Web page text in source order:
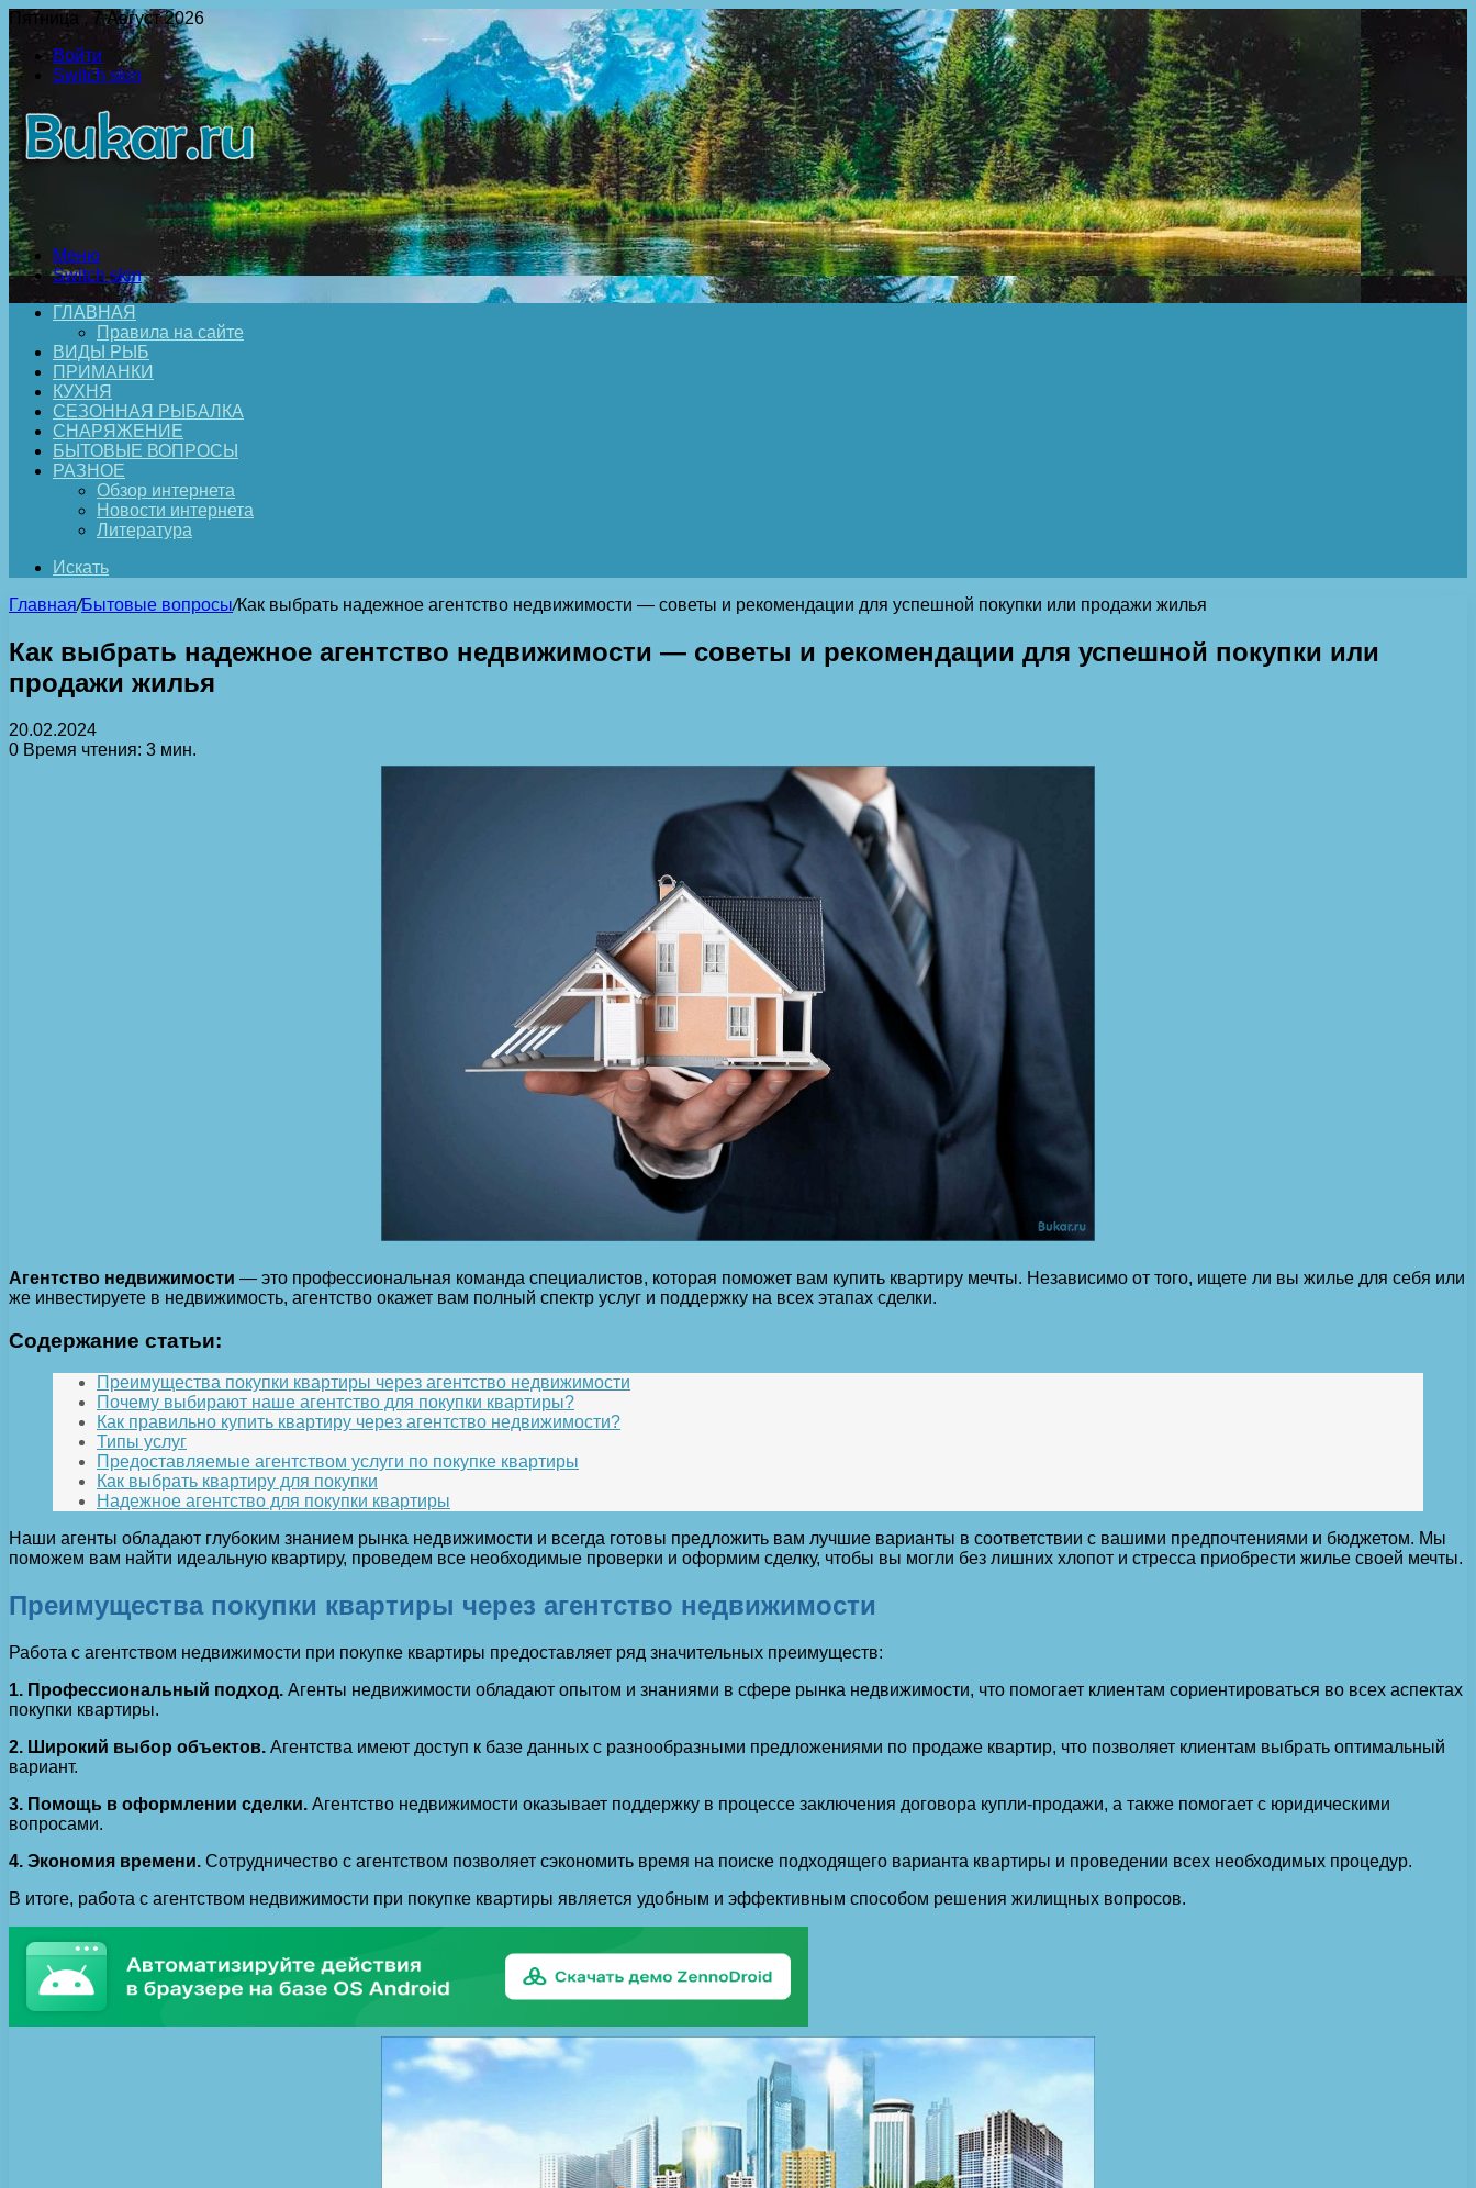
Пятница , 7 Август 2026
Войти
Switch skin
Меню
Switch skin
ГЛАВНАЯ
Правила на сайте
ВИДЫ РЫБ
ПРИМАНКИ
КУХНЯ
СЕЗОННАЯ РЫБАЛКА
СНАРЯЖЕНИЕ
БЫТОВЫЕ ВОПРОСЫ
РАЗНОЕ
Обзор интернета
Новости интернета
Литература
Искать
Главная/Бытовые вопросы/Как выбрать надежное агентство недвижимости — советы и рекомендации для успешной покупки или продажи жилья
Как выбрать надежное агентство недвижимости — советы и рекомендации для успешной покупки или
продажи жилья
20.02.2024
0 Время чтения: 3 мин.
Агентство недвижимости — это профессиональная команда специалистов, которая поможет вам купить квартиру мечты. Независимо от того, ищете ли вы жилье для себя или
же инвестируете в недвижимость, агентство окажет вам полный спектр услуг и поддержку на всех этапах сделки.
Содержание статьи:
Преимущества покупки квартиры через агентство недвижимости
Почему выбирают наше агентство для покупки квартиры?
Как правильно купить квартиру через агентство недвижимости?
Типы услуг
Предоставляемые агентством услуги по покупке квартиры
Как выбрать квартиру для покупки
Надежное агентство для покупки квартиры
Наши агенты обладают глубоким знанием рынка недвижимости и всегда готовы предложить вам лучшие варианты в соответствии с вашими предпочтениями и бюджетом. Мы
поможем вам найти идеальную квартиру, проведем все необходимые проверки и оформим сделку, чтобы вы могли без лишних хлопот и стресса приобрести жилье своей мечты.
Преимущества покупки квартиры через агентство недвижимости
Работа с агентством недвижимости при покупке квартиры предоставляет ряд значительных преимуществ:
1. Профессиональный подход. Агенты недвижимости обладают опытом и знаниями в сфере рынка недвижимости, что помогает клиентам сориентироваться во всех аспектах
покупки квартиры.
2. Широкий выбор объектов. Агентства имеют доступ к базе данных с разнообразными предложениями по продаже квартир, что позволяет клиентам выбрать оптимальный
вариант.
3. Помощь в оформлении сделки. Агентство недвижимости оказывает поддержку в процессе заключения договора купли-продажи, а также помогает с юридическими
вопросами.
4. Экономия времени. Сотрудничество с агентством позволяет сэкономить время на поиске подходящего варианта квартиры и проведении всех необходимых процедур.
В итоге, работа с агентством недвижимости при покупке квартиры является удобным и эффективным способом решения жилищных вопросов.